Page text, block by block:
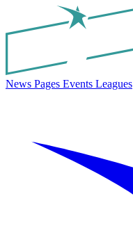
News Pages Events Leagues